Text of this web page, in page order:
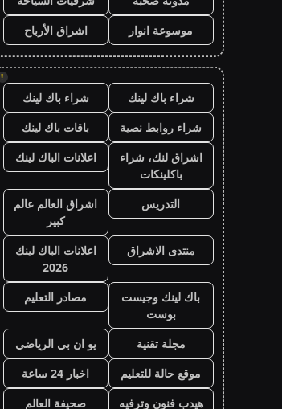
موسوعة انوار
اشراق الأرباح
!
شراء باك لينك
شراء باك لينك
شراء روابط نصية
باقات باك لينك
اشراق لنك، شراء
باكلينكات
اعلانات الباك لينك
التدريس
اشراق العالم عالم
كبير
منتدى الاشراق
اعلانات الباك لينك
2026
باك لينك وجيست
بوست
مصادر التعليم
مجلة تقنية
يو ان بي الرياضي
موقع حالة للتعليم
اخبار 24 ساعة
هيدب فنون وترفيه
صحيفة العالم